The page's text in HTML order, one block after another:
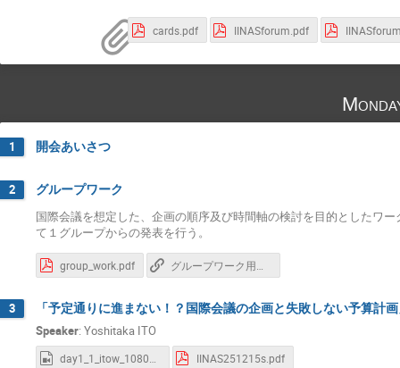
cards.pdf IINASforum.pdf
1 開会あいさつ
2 グループワーク
国際会議を想定した、企画の順序及び時間軸の検討を目的としたワ
て１グループからの発表を行う。
group_work.pdf
3 「予定通りに進まない！？国際会議の企画と失敗しない予算
Speaker: Yoshitaka ITO
IINAS251215s.pdf